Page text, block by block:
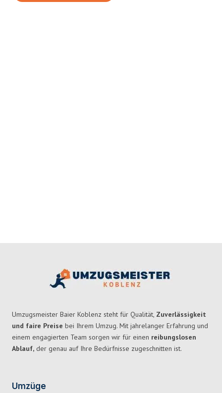
Umzugsmeister Baier Koblenz steht für Qualität, Zuverlässigkeit
und faire Preise bei Ihrem Umzug. Mit jahrelanger Erfahrung und
einem engagierten Team sorgen wir für einen reibungslosen
Ablauf, der genau auf Ihre Bedürfnisse zugeschnitten ist.
Umzüge